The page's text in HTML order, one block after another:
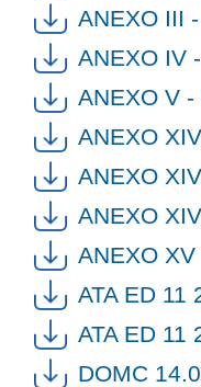
ANEXO III
ANEXO IV
ANEXO V
ANEXO
ANEXO
ANEXO
ANEXO
ATA ED 11
ATA ED 11
DOMC